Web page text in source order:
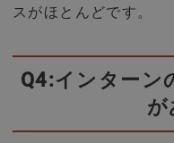
スがほとんどです。
Q4:インターン
が